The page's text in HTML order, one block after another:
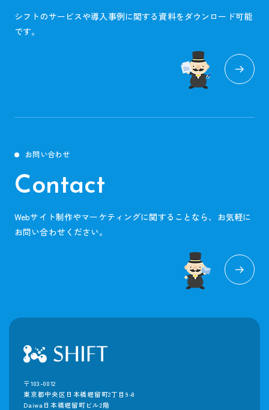
シフトのサービスや導入事例に関する資料をダウンロード可能
です。
お問い合わせ
Contact
Webサイト制作やマーケティングに関することなら、お気軽に
お問い合わせください。
〒103-0012
東京都中央区日本橋堀留町2丁目9-8
Daiwa日本橋堀留町ビル2階